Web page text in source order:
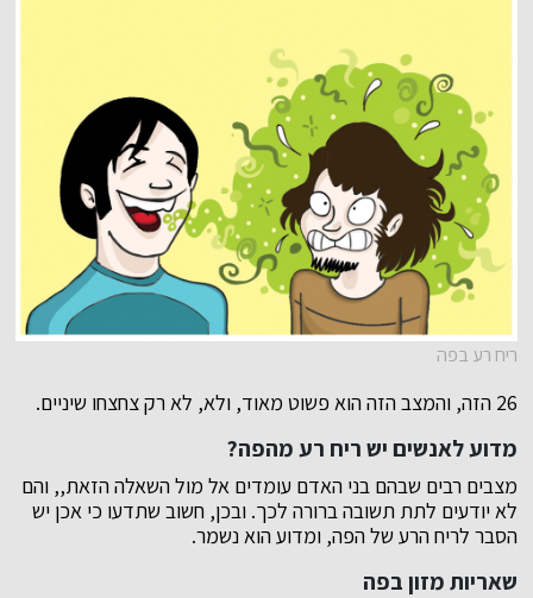
ריח רע בפה
26 הזה, והמצב הזה הוא פשוט מאוד, ולא, לא רק צחצחו שיניים.
מדוע לאנשים יש ריח רע מהפה?
מצבים רבים שבהם בני האדם עומדים אל מול השאלה הזאת,, והם
לא יודעים לתת תשובה ברורה לכך. ובכן, חשוב שתדעו כי אכן יש
הסבר לריח הרע של הפה, ומדוע הוא נשמר.
שאריות מזון בפה